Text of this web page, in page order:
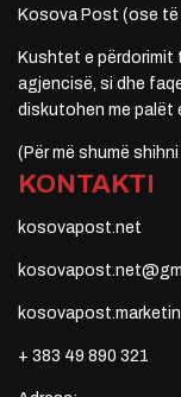
Kosova Post (ose të
Kushtet e përdorimit
agjencisë, si dhe
diskutohen me palët
(Për më shumë
KONTAKTI
kosovapost.net
+ 383 49 890 321